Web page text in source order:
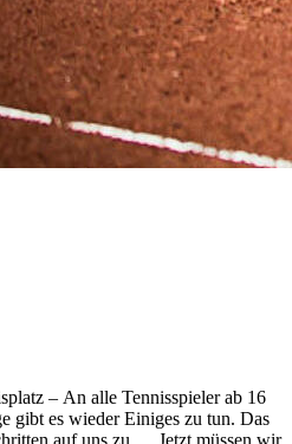
– An alle Tennisspieler ab 16
gibt es wieder Einiges zu tun. Das